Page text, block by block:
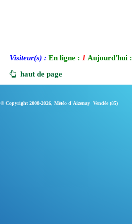
Visiteur(s) : En ligne : 1 Aujourd'hui :
haut de page
© Copyright 2008-2026, Météo d'Aizenay Vendée (85)